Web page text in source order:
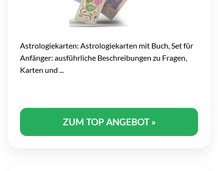
Astrologiekarten: Astrologiekarten mit Buch, Set für
Anfänger: ausführliche Beschreibungen zu Fragen,
Karten und ...
ZUM TOP ANGEBOT »